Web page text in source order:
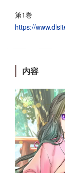
第1巻
https://
内容